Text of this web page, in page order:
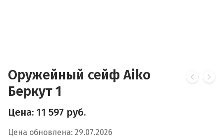
Оружейный сейф Aiko
Беркут 1
Цена: 11 597 руб.
Цена обновлена: 29.07.2026